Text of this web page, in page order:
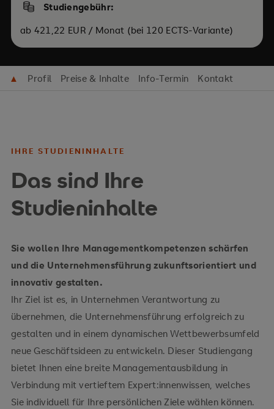
Studiengebühr:
ab 421,22 EUR / Monat (bei 120 ECTS-Variante)
▲ Profil Preise & Inhalte Info-Termin Kontakt
IHRE STUDIENINHALTE
Das sind Ihre
Studieninhalte
Sie wollen Ihre Managementkompetenzen schärfen
und die Unternehmensführung zukunftsorientiert und
innovativ gestalten.
Ihr Ziel ist es, in Unternehmen Verantwortung zu
übernehmen, die Unternehmensführung erfolgreich zu
gestalten und in einem dynamischen Wettbewerbsumfeld
neue Geschäftsideen zu entwickeln. Dieser Studiengang
bietet Ihnen eine breite Managementausbildung in
Verbindung mit vertieftem Expert:innenwissen, welches
Sie individuell für Ihre persönlichen Ziele wählen können.